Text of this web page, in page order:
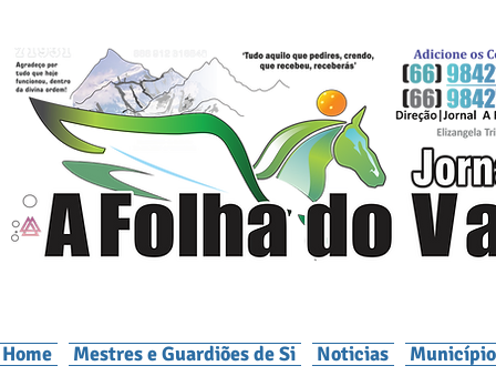
Home Mestres e Guardiões de Si Noticias